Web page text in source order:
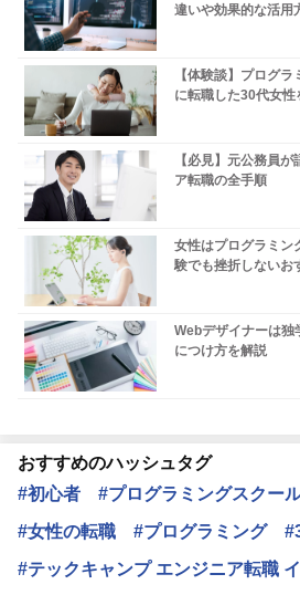
違いや効果的な活用
【体験談】プログ
に転職した30代女
【必見】元公務員
ア転職の全手順
女性はプログラミン
験でも挫折しないお
Webデザイナーは独
につけ方を解説
おすすめのハッシュタグ
#初心者
#プログラミングスクー
#女性の転職
#プログラミング
#テックキャンプ エンジニア転職